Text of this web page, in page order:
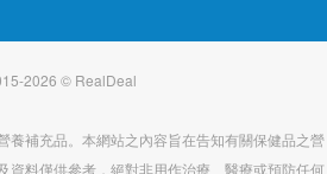
2026 © RealDeal
養補充品。本網站之內容旨在告知有關保健品之營
資料僅供參考，絕對非用作治療、醫療或預防任何